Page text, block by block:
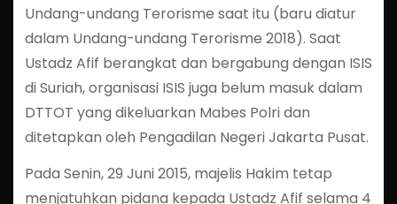
Undang-undang Terorisme saat itu (baru diatur
dalam Undang-undang Terorisme 2018). Saat
Ustadz Afif berangkat dan bergabung dengan ISIS
di Suriah, organisasi ISIS juga belum masuk dalam
DTTOT yang dikeluarkan Mabes Polri dan
ditetapkan oleh Pengadilan Negeri Jakarta Pusat.
Pada Senin, 29 Juni 2015, majelis Hakim tetap
menjatuhkan pidana kepada Ustadz Afif selama 4